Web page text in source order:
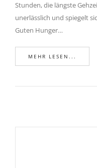
Stunden, die längste
unerlässlich und spiegelt
Guten Hunger…
MEHR LESEN...